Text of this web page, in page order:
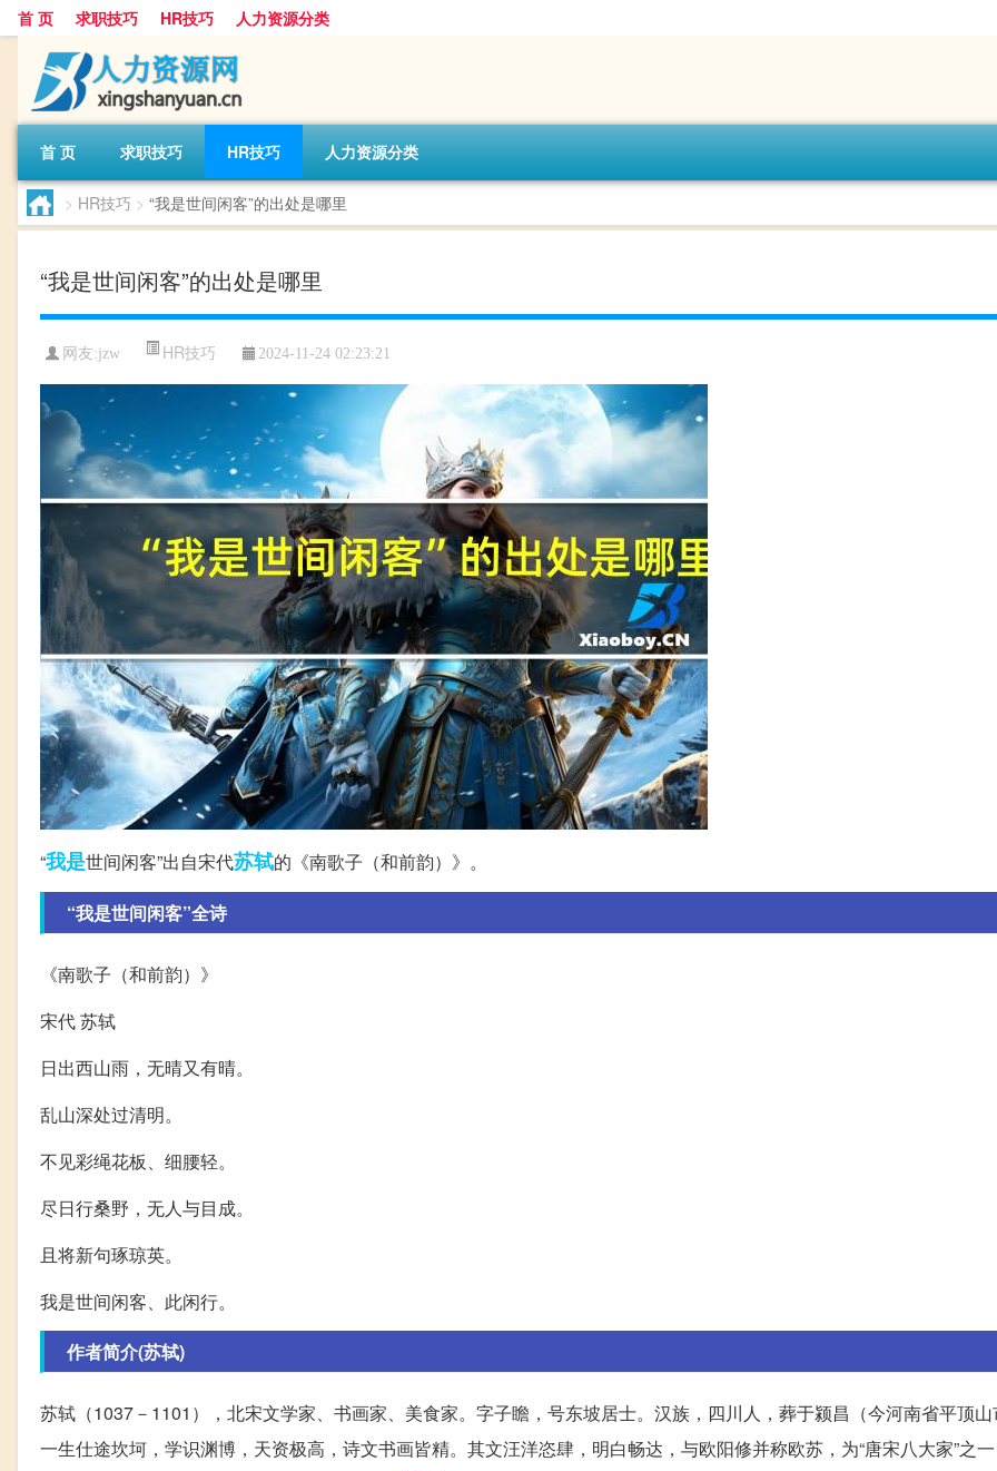
首 页 求职技巧 HR技巧 人力资源分类
首 页 求职技巧 HR技巧 人力资源分类
> HR技巧 > “我是世间闲客”的出处是哪里
“我是世间闲客”的出处是哪里
网友:jzw HR技巧 2024-11-24 02:23:21
“我是世间闲客”出自宋代苏轼的《南歌子（和前韵）》。
“我是世间闲客”全诗
《南歌子（和前韵）》
宋代 苏轼
日出西山雨，无晴又有晴。
乱山深处过清明。
不见彩绳花板、细腰轻。
尽日行桑野，无人与目成。
且将新句琢琼英。
我是世间闲客、此闲行。
作者简介(苏轼)
苏轼（1037－1101），北宋文学家、书画家、美食家。字子瞻，号东坡居士。汉族，四川人，葬于颍昌（今河南省平顶
一生仕途坎坷，学识渊博，天资极高，诗文书画皆精。其文汪洋恣肆，明白畅达，与欧阳修并称欧苏，为“唐宋八大家”之